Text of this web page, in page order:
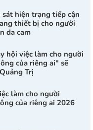
hiện trạng tiếp cận
thiết bị cho người
da cam
hội việc làm cho người
của riêng ai" sẽ
Trị
làm cho người
của riêng ai 2026